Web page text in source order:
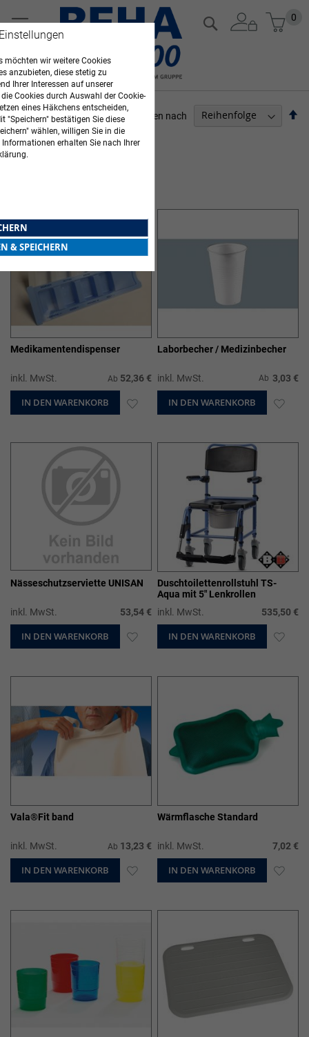
Zum
Inhalt
0
Suche
Sortieren nach
Medikamentendispenser
inkl. MwSt. Ab 52,36 €
IN DEN WARENKORB ZUR
Laborbecher / Medizinbecher
inkl. MwSt. Ab 3,03 €
IN DEN WARENKORB ZUR
Nässeschutzserviette UNISAN
inkl. MwSt. 53,54 €
IN DEN WARENKORB ZUR
Duschtoilettenrollstuhl TS-
Aqua mit 5" Lenkrollen
inkl. MwSt.
535,50 €
IN DEN WARENKORB ZUR
Vala®Fit band
inkl. MwSt. Ab 13,23 €
IN DEN WARENKORB ZUR
Wärmflasche Standard
inkl. MwSt. 7,02 €
IN DEN WARENKORB ZUR
PFLEGEBEDARF
möchten wir weitere Cookies
anzubieten, diese stetig zu
Ihrer Interessen auf unserer
Cookies durch Auswahl der Cookie-
eines Häkchens entscheiden,
"Speichern" bestätigen Sie diese
wählen, willigen Sie in die
erhalten Sie nach Ihrer
& SPEICHERN